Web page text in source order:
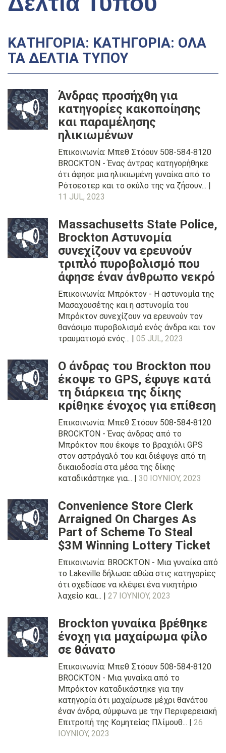
ΚΑΤΗΓΟΡΊΑ: ΚΑΤΗΓΟΡΊΑ: ΌΛΑ
ΤΑ ΔΕΛΤΊΑ ΤΎΠΟΥ
Άνδρας προσήχθη για
κατηγορίες κακοποίησης
και παραμέλησης
ηλικιωμένων
Επικοινωνία: Μπεθ Στόουν 508-584-8120
BROCKTON - Ένας άντρας κατηγορήθηκε
ότι άφησε μια ηλικιωμένη γυναίκα από το
Ρότσεστερ και το σκύλο της να ζήσουν... |
11 JUL, 2023
Massachusetts State Police,
Brockton Αστυνομία
συνεχίζουν να ερευνούν
τριπλό πυροβολισμό που
άφησε έναν άνθρωπο νεκρό
Επικοινωνία: Μπρόκτον - Η αστυνομία της
Μασαχουσέτης και η αστυνομία του
Μπρόκτον συνεχίζουν να ερευνούν τον
θανάσιμο πυροβολισμό ενός άνδρα και τον
τραυματισμό ενός... | 05 JUL, 2023
Ο άνδρας του Brockton που
έκοψε το GPS, έφυγε κατά
τη διάρκεια της δίκης
κρίθηκε ένοχος για επίθεση
Επικοινωνία: Μπεθ Στόουν 508-584-8120
BROCKTON - Ένας άνδρας από το
Μπρόκτον που έκοψε το βραχιόλι GPS
στον αστράγαλό του και διέφυγε από τη
δικαιοδοσία στα μέσα της δίκης
καταδικάστηκε για... | 30 ΙΟΥΝΊΟΥ, 2023
Convenience Store Clerk
Arraigned On Charges As
Part of Scheme To Steal
$3M Winning Lottery Ticket
Επικοινωνία: BROCKTON - Μια γυναίκα από
το Lakeville δήλωσε αθώα στις κατηγορίες
ότι σχεδίασε να κλέψει ένα νικητήριο
λαχείο και... | 27 ΙΟΥΝΊΟΥ, 2023
Brockton γυναίκα βρέθηκε
ένοχη για μαχαίρωμα φίλο
σε θάνατο
Επικοινωνία: Μπεθ Στόουν 508-584-8120
BROCKTON - Μια γυναίκα από το
Μπρόκτον καταδικάστηκε για την
κατηγορία ότι μαχαίρωσε μέχρι θανάτου
έναν άνδρα, σύμφωνα με την Περιφερειακή
Επιτροπή της Κομητείας Πλίμουθ... | 26
ΙΟΥΝΊΟΥ, 2023